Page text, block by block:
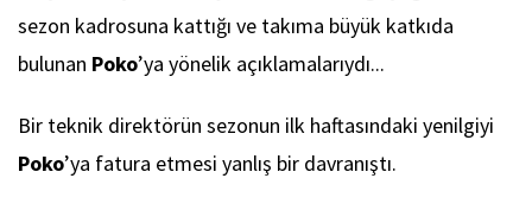
sezon kadrosuna kattığı ve takıma büyük katkıda
bulunan Poko’ya yönelik açıklamalarıydı...
Bir teknik direktörün sezonun ilk haftasındaki yenilgiyi
Poko’ya fatura etmesi yanlış bir davranıştı.